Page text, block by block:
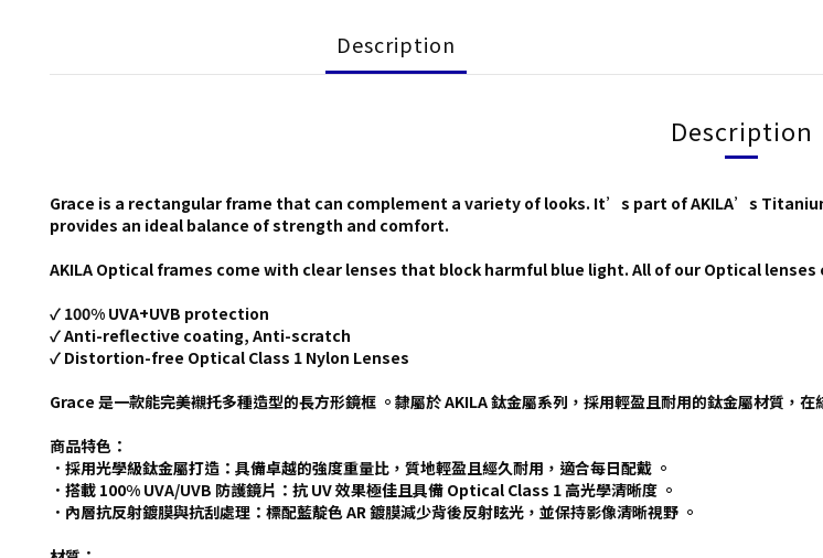
Description
Description
Grace is a rectangular frame that can complement a variety of looks. It’s part of AKILA’s
provides an ideal balance of strength and comfort.
AKILA Optical frames come with clear lenses that block harmful blue light. All of our Optical
✓ 100% UVA+UVB protection
✓ Anti-reflective coating, Anti-scratch
✓ Distortion-free Optical Class 1 Nylon Lenses
Grace 是一款能完美襯托多種造型的長方形鏡框 。隸屬於 AKILA 鈦金屬系列，採用輕盈且耐用的鈦金屬材質，
商品特色：
．採用光學級鈦金屬打造：具備卓越的強度重量比，質地輕盈且經久耐用，適合每日配戴 。
．搭載 100% UVA/UVB 防護鏡片：抗 UV 效果極佳且具備 Optical Class 1 高光學清晰度 。
．內層抗反射鍍膜與抗刮處理：標配藍靛色 AR 鍍膜減少背後反射眩光，並保持影像清晰視野 。